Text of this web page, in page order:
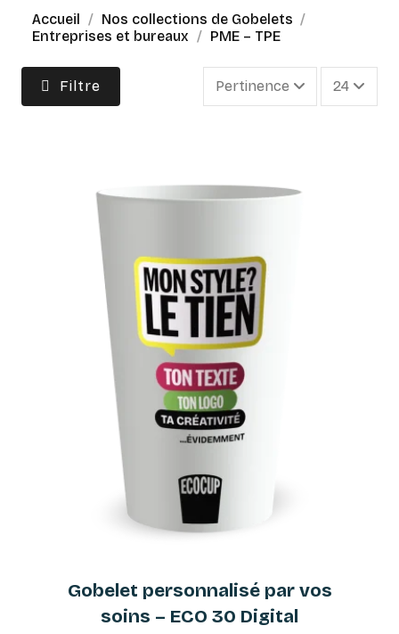
Accueil
Nos collections de Gobelets
Entreprises et bureaux
PME – TPE
Filtre Pertinence 24
Gobelet personnalisé par vos
soins – ECO 30 Digital